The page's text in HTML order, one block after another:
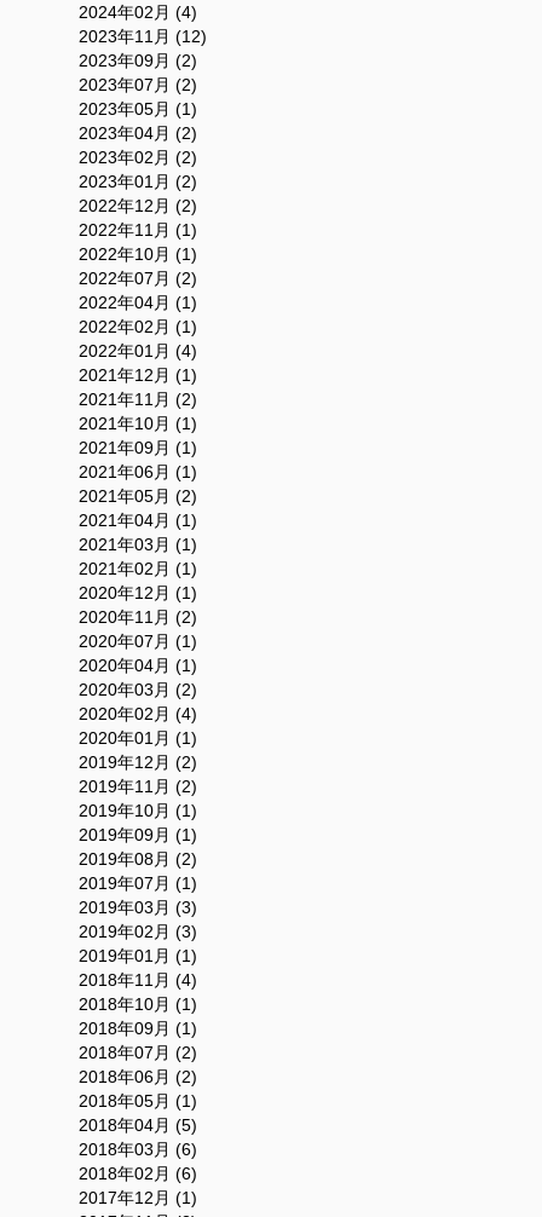
2024年02月 (4)
2023年11月 (12)
2023年09月 (2)
2023年07月 (2)
2023年05月 (1)
2023年04月 (2)
2023年02月 (2)
2023年01月 (2)
2022年12月 (2)
2022年11月 (1)
2022年10月 (1)
2022年07月 (2)
2022年04月 (1)
2022年02月 (1)
2022年01月 (4)
2021年12月 (1)
2021年11月 (2)
2021年10月 (1)
2021年09月 (1)
2021年06月 (1)
2021年05月 (2)
2021年04月 (1)
2021年03月 (1)
2021年02月 (1)
2020年12月 (1)
2020年11月 (2)
2020年07月 (1)
2020年04月 (1)
2020年03月 (2)
2020年02月 (4)
2020年01月 (1)
2019年12月 (2)
2019年11月 (2)
2019年10月 (1)
2019年09月 (1)
2019年08月 (2)
2019年07月 (1)
2019年03月 (3)
2019年02月 (3)
2019年01月 (1)
2018年11月 (4)
2018年10月 (1)
2018年09月 (1)
2018年07月 (2)
2018年06月 (2)
2018年05月 (1)
2018年04月 (5)
2018年03月 (6)
2018年02月 (6)
2017年12月 (1)